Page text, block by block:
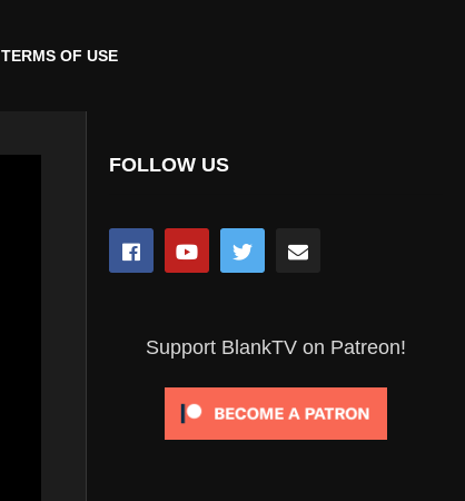
TERMS OF USE
FOLLOW US
Support BlankTV on Patreon!